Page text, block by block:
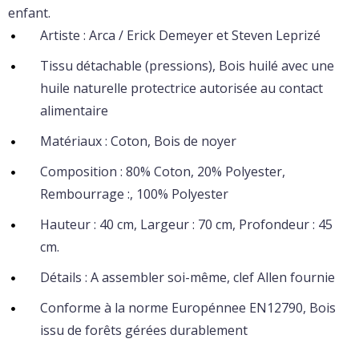
enfant.
Artiste : Arca / Erick Demeyer et Steven Leprizé
Tissu détachable (pressions), Bois huilé avec une
huile naturelle protectrice autorisée au contact
alimentaire
Matériaux : Coton, Bois de noyer
Composition : 80% Coton, 20% Polyester,
Rembourrage :, 100% Polyester
Hauteur : 40 cm, Largeur : 70 cm, Profondeur : 45
cm.
Détails : A assembler soi-même, clef Allen fournie
Conforme à la norme Europénnee EN12790, Bois
issu de forêts gérées durablement